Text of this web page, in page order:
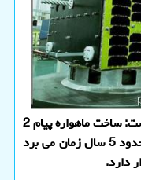
رئیس دانشگاه صنعتی امیرکبیر اظهار داشت: ساخت ماهواره پیام 2
به سبب ساختار و مختصات فنی پیچیده، حدود 5 سال زمان می برد
دارد.